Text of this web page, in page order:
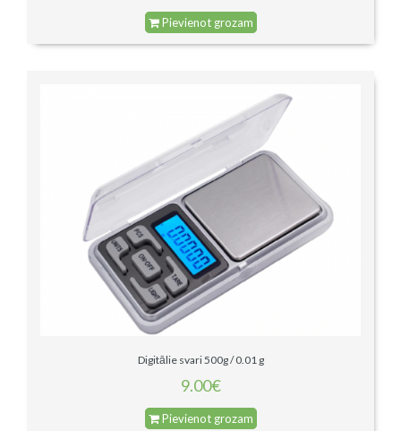
Pievienot grozam
Digitālie svari 500g / 0.01 g
9.00€
Pievienot grozam